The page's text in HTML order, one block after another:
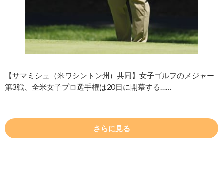
【サマミシュ（米ワシントン州）共同】女子ゴルフのメジャー
第3戦、全米女子プロ選手権は20日に開幕する……
さらに見る